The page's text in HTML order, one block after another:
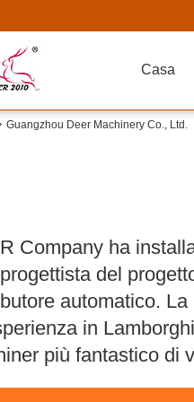
Casa
Guangzhou Deer Machinery Co., Ltd.
Company ha
del
automatico.
in
più fantastico di